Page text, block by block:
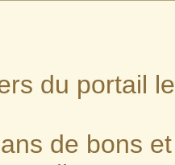
du portail
de bons